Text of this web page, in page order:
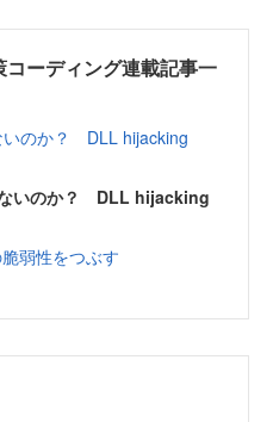
ーディング連載記事一
いのか？ DLL hijacking
いのか？ DLL hijacking
弱性をつぶす